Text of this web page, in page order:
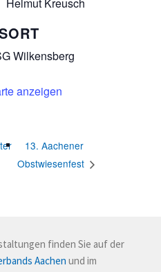
Wilkensberg
anzeigen
13. Aachener
Obstwiesenfest
finden Sie auf der
Aachen und im